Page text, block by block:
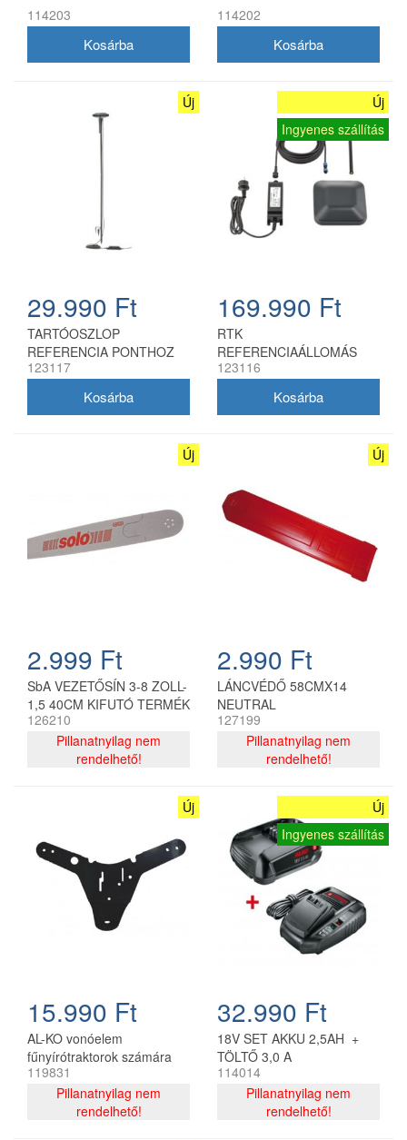
114203
114202
Új
29.990 Ft
TARTÓOSZLOP
REFERENCIA PONTHOZ
123117
Új
Ingyenes szállítás
169.990 Ft
RTK
REFERENCIAÁLLOMÁS
123116
Új
2.999 Ft
SbA VEZETŐSÍN 3-8 ZOLL-
1,5 40CM KIFUTÓ TERMÉK
126210
Pillanatnyilag nem
rendelhető!
Új
2.990 Ft
LÁNCVÉDŐ 58CMX14
NEUTRAL
127199
Pillanatnyilag nem
rendelhető!
Új
15.990 Ft
AL-KO vonóelem
fűnyírótraktorok számára
119831
Pillanatnyilag nem
rendelhető!
Új
Ingyenes szállítás
32.990 Ft
18V SET AKKU 2,5AH +
TÖLTŐ 3,0 A
114014
Pillanatnyilag nem
rendelhető!